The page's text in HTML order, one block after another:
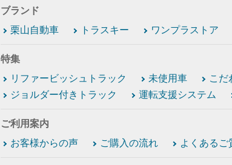
ブランド
栗山自動車
トラスキー ワンプラストア
特集
リファービッシュトラック
未使用車 こだ
ジョルダー付きトラック
運転支援システム
ご利用案内
お客様からの声
ご購入の流れ よくあるご